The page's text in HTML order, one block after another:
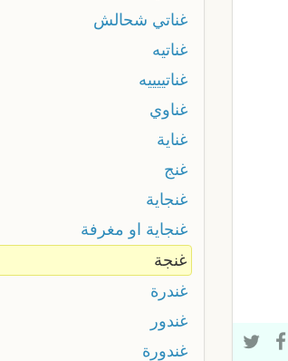
غناتي شحالش
غناتيه
غناتييييه
غناوي
غناية
غنج
غنجاية
غنجاية او مغرفة
غنجة
غندرة
غندور
غندورة